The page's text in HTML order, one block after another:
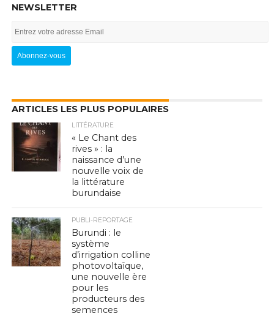
NEWSLETTER
ARTICLES LES PLUS POPULAIRES
LITTÉRATURE
« Le Chant des
rives » : la
naissance d’une
nouvelle voix de
la littérature
burundaise
PUBLI-REPORTAGE
Burundi : le
système
d’irrigation colline
photovoltaïque,
une nouvelle ère
pour les
producteurs des
semences